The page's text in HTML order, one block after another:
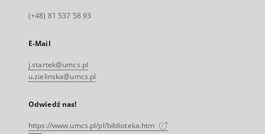
(+48) 81 537 58 93
E-Mail
j.startek@umcs.pl
u.zielinska@umcs.pl
Odwiedź nas!
https://www.umcs.pl/pl/biblioteka.htm